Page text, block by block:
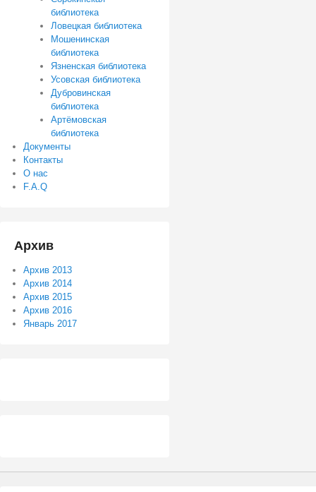
библиотека
Ловецкая библиотека
Мошенинская
библиотека
Язненская библиотека
Усовская библиотека
Дубровинская
библиотека
Артёмовская
библиотека
Документы
Контакты
О нас
F.A.Q
Архив
Архив 2013
Архив 2014
Архив 2015
Архив 2016
Январь 2017